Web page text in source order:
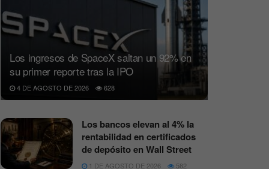
Los ingresos de SpaceX saltan un 92% en
su primer reporte tras la IPO
4 DE AGOSTO DE 2026 628
Los bancos elevan al 4% la
rentabilidad en certificados
de depósito en Wall Street
1 DE AGOSTO DE 2026 582